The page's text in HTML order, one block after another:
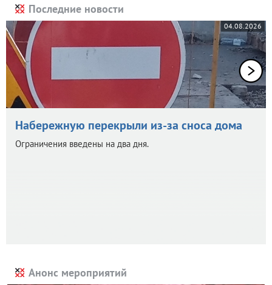
Последние новости
04.08.2026
Набережную перекрыли из-за сноса дома
Ограничения введены на два дня.
Анонс мероприятий